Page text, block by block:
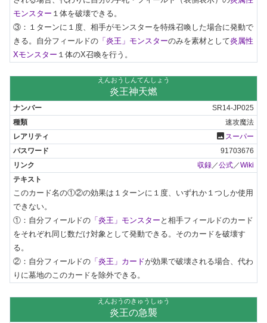
モンスター １体を破壊できる。
③：１ターンに１度、相手がモンスターを特殊召喚した場合に発動で
きる。自分フィールドの 「炎王」モンスターのみを素材として炎属性
Xモンスター １体のX召喚を行う。
えんおうしんてんしょう
炎王神天燃
SR14-JP025
速攻魔法
photo スーパー
91703676
収録／公式／Wiki
このカード名の①②の効果は１ターンに１度、いずれか１つしか使用
できない。
①：自分フィールドの 「炎王」モンスター と相手フィールドのカード
をそれぞれ同じ数だけ対象として発動できる。そのカードを破壊す
る。
②：自分フィールドの 「炎王」カードが効果で破壊される場合、代わ
りに墓地のこのカードを除外できる。
えんおうのきゅうしゅう
炎王の急襲